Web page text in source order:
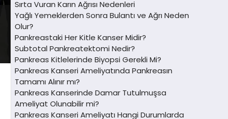
Sırta Vuran Karın Ağrısı Nedenleri
Yağlı Yemeklerden Sonra Bulantı ve Ağrı Neden
Olur?
Pankreastaki Her Kitle Kanser Midir?
Subtotal Pankreatektomi Nedir?
Pankreas Kitlelerinde Biyopsi Gerekli Mi?
Pankreas Kanseri Ameliyatında Pankreasın
Tamamı Alınır mı?
Pankreas Kanserinde Damar Tutulmuşsa
Ameliyat Olunabilir mi?
Pankreas Kanseri Ameliyatı Hangi Durumlarda